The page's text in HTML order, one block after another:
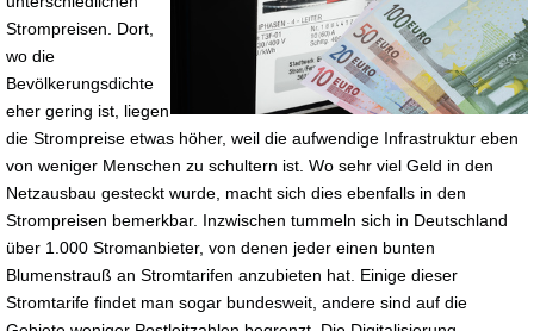
Strompreisen. Dort,
wo die
Bevölkerungsdichte
eher gering ist, liegen
die Strompreise etwas höher, weil die aufwendige Infrastruktur eben
von weniger Menschen zu schultern ist. Wo sehr viel Geld in den
Netzausbau gesteckt wurde, macht sich dies ebenfalls in den
Strompreisen bemerkbar. Inzwischen tummeln sich in Deutschland
über 1.000 Stromanbieter, von denen jeder einen bunten
Blumenstrauß an Stromtarifen anzubieten hat. Einige dieser
Stromtarife findet man sogar bundesweit, andere sind auf die